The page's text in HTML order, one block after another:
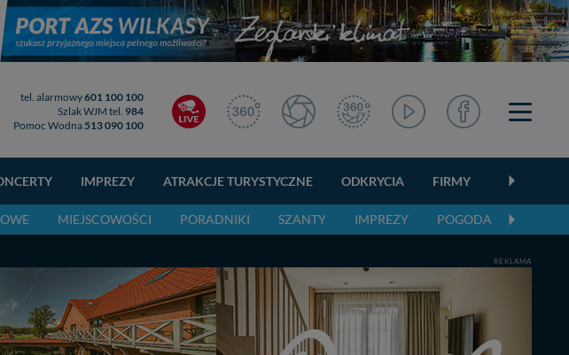
tel. alarmowy601 100 100
Szlak WJM tel. 984
Pomoc Wodna 513 090 100
IMPREZY ATRAKCJE TURYSTYCZNE ODKRYCIA FIRMY
MIEJSCOWOŚCI PORADNIKI SZANTY IMPREZY POGODA
REKLAMA